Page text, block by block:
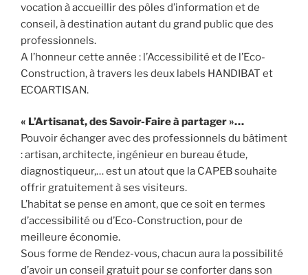
vocation à accueillir des pôles d’information et de
conseil, à destination autant du grand public que des
professionnels.
A l’honneur cette année : l’Accessibilité et de l’Eco-
Construction, à travers les deux labels HANDIBAT et
ECOARTISAN.
« L’Artisanat, des Savoir-Faire à partager »…
Pouvoir échanger avec des professionnels du bâtiment
: artisan, architecte, ingénieur en bureau étude,
diagnostiqueur,… est un atout que la CAPEB souhaite
offrir gratuitement à ses visiteurs.
L’habitat se pense en amont, que ce soit en termes
d’accessibilité ou d’Eco-Construction, pour de
meilleure économie.
Sous forme de Rendez-vous, chacun aura la possibilité
d’avoir un conseil gratuit pour se conforter dans son